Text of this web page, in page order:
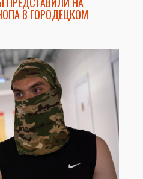
В ГОРОДЕЦКОМ